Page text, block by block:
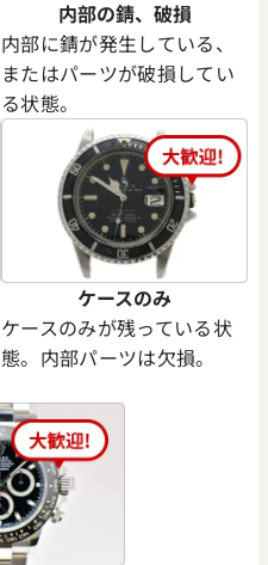
内部の錆、破損
内部に錆が発生している、
またはパーツが破損してい
る状態。
ケースのみ
ケースのみが残っている状
態。内部パーツは欠損。